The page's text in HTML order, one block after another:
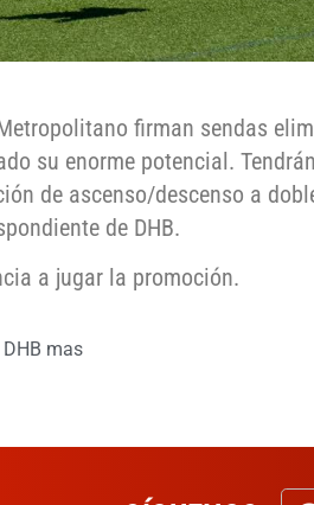
firman sendas
su enorme potencial.
de ascenso/descenso a
de DHB.
a jugar la promoción.
DHB mas